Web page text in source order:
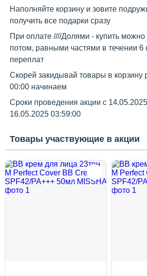
Декоративная косметика и
губами
Тело
Наборы
Аксессуары
Бытовая химия
Наполняйте корзину и зовите
получить все подарки сразу
При оплате ////Долями - купить можно
потом, равными частями в течении 6
переплат
Скорей закидывай товары в корзину
00:00 начинаем
Сроки проведения акции с
16.05.2025 03:59:00
Товары участвующие в акции